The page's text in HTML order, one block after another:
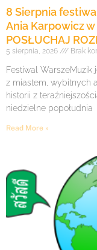
8 Sierpnia
Ania Karpowicz w
POSŁUCHAJ
5 sierpnia, 2026 Brak
Festiwal WarszeMuzik
z miastem, wybitnych
historii z
niedzielne popołudnia
Read More »